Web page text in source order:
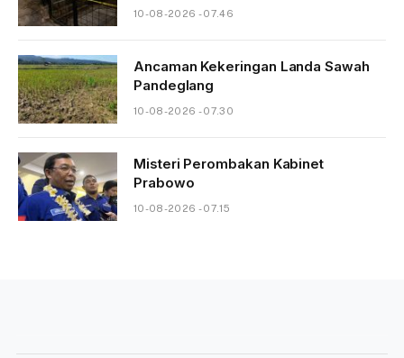
10-08-2026 - 07.46
Ancaman Kekeringan Landa Sawah
Pandeglang
10-08-2026 - 07.30
Misteri Perombakan Kabinet
Prabowo
10-08-2026 - 07.15